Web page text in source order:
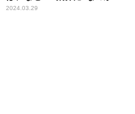
2024.03.29